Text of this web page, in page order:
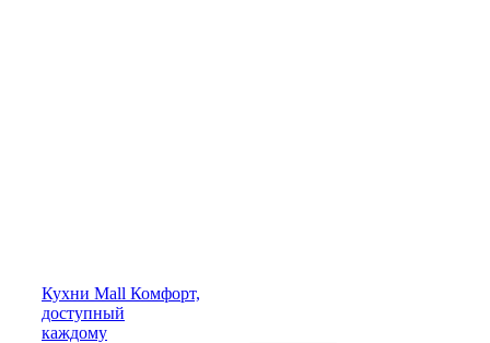
Кухни Mall Комфорт,
доступный
каждому